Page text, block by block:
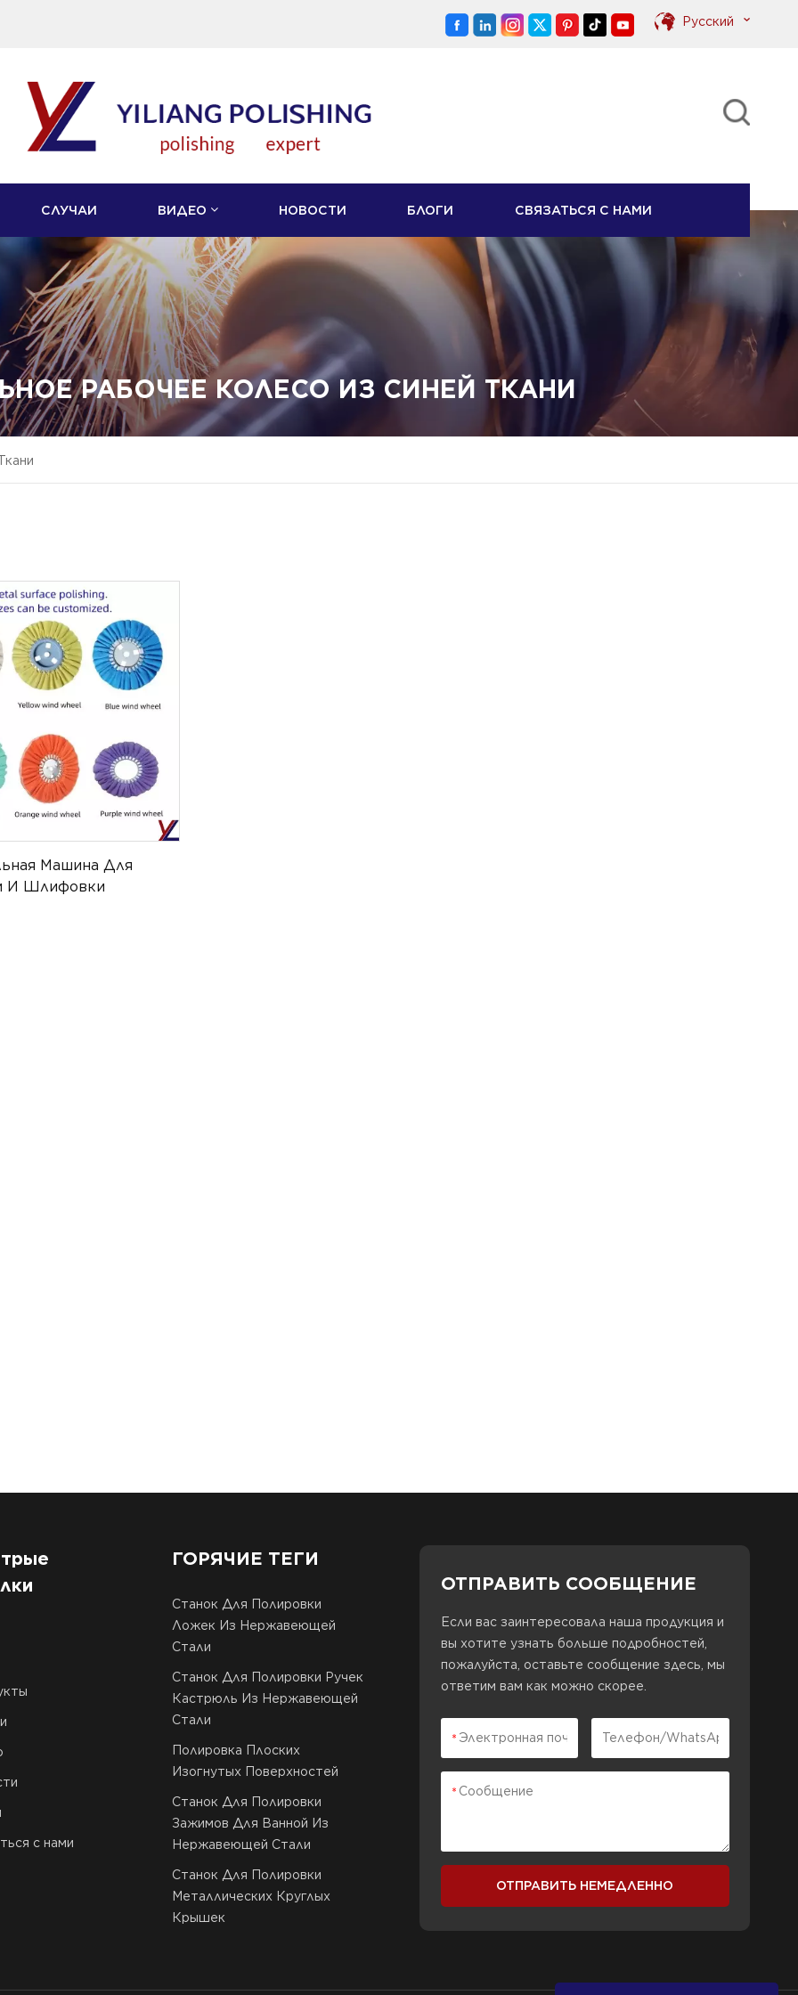
Pусский
English
СЛУЧАИ ВИДЕО НОВОСТИ БЛОГИ СВЯЗАТЬСЯ С НАМИ
РАБОЧЕЕ КОЛЕСО ИЗ СИНЕЙ ТКАНИ
Машина Для
И Шлифовки
с нами
ГОРЯЧИЕ ТЕГИ
Станок Для Полировки
Ложек Из Нержавеющей
Стали
Станок Для Полировки Ручек
Кастрюль Из Нержавеющей
Стали
Полировка Плоских
Изогнутых Поверхностей
Станок Для Полировки
Зажимов Для Ванной Из
Нержавеющей Стали
Станок Для Полировки
Металлических Круглых
Крышек
ОТПРАВИТЬ СООБЩЕНИЕ
Если вас заинтересовала наша продукция и
вы хотите узнать больше подробностей,
пожалуйста, оставьте сообщение здесь, мы
ответим вам как можно скорее.
ОТПРАВИТЬ НЕМЕДЛЕННО